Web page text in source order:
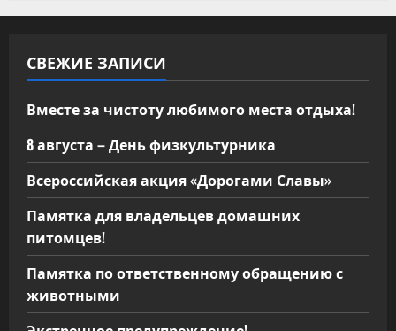
СВЕЖИЕ ЗАПИСИ
Вместе за чистоту любимого места отдыха!
8 августа – День физкультурника
Всероссийская акция «Дорогами Славы»
Памятка для владельцев домашних
питомцев!
Памятка по ответственному обращению с
животными